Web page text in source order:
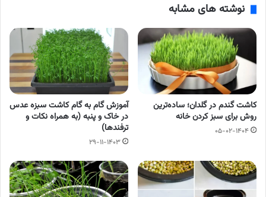
نوشته های مشابه
کاشت گندم در گلدان؛ ساده‌ترین
روش برای سبز کردن خانه
۰۵-۰۲-۱۴۰۴
آموزش گام به گام کاشت سبزه عدس
در خاک و پنبه (به همراه نکات و
ترفندها)
۲۹-۱۱-۱۴۰۳